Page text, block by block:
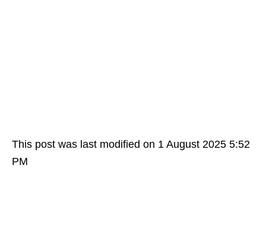
This post was last modified on 1 August 2025 5:52
PM